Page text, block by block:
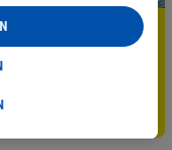
dem IAB TCF
Werbung
Werbung werden